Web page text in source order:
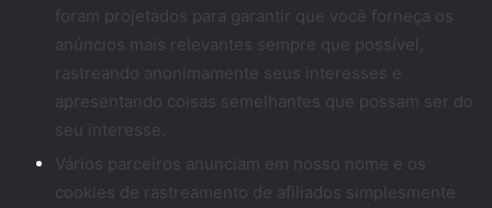
foram projetados para garantir que você forneça os
anúncios mais relevantes sempre que possível,
rastreando anonimamente seus interesses e
apresentando coisas semelhantes que possam ser do
seu interesse.
Vários parceiros anunciam em nosso nome e os
cookies de rastreamento de afiliados simplesmente